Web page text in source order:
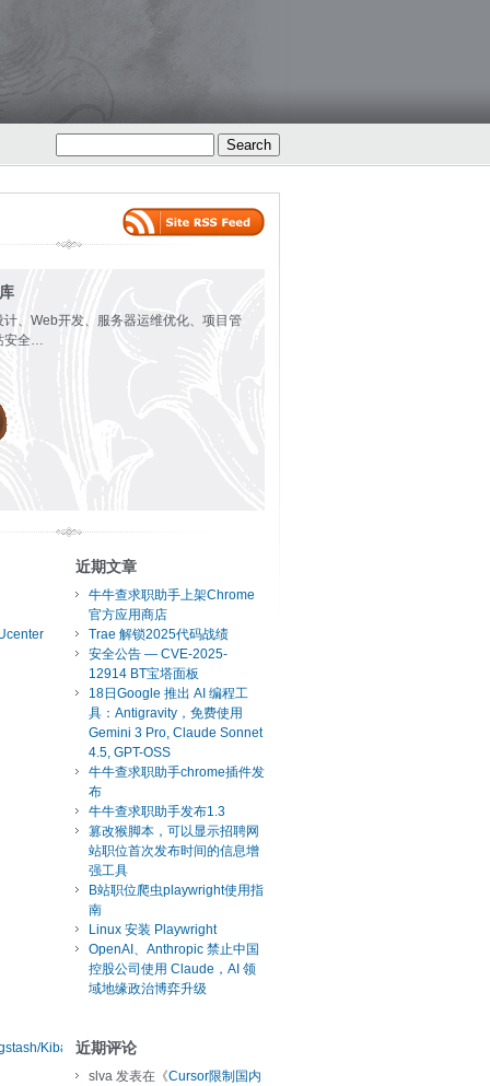
、Web开发、服务器运维优化、项目管
安全…
Kibana
近期文章
牛牛查求职助手上架Chrome
官方应用商店
Trae 解锁2025代码战绩
安全公告 — CVE-2025-
12914 BT宝塔面板
18日Google 推出 AI 编程工
具：Antigravity，免费使用
Gemini 3 Pro, Claude Sonnet
4.5, GPT-OSS
牛牛查求职助手chrome插件发
布
牛牛查求职助手发布1.3
篡改猴脚本，可以显示招聘网
站职位首次发布时间的信息增
强工具
B站职位爬虫playwright使用指
南
Linux 安装 Playwright
OpenAI、Anthropic 禁止中国
控股公司使用 Claude，AI 领
域地缘政治博弈升级
近期评论
slva 发表在《Cursor限制国内